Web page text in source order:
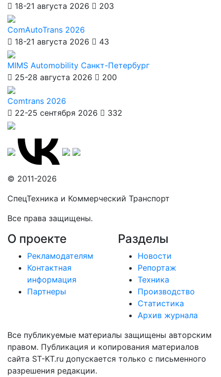
18-21 августа 2026
203
ComAutoTrans 2026
18-21 августа 2026
43
MIMS Automobility Санкт-Петербург
25-28 августа 2026
200
Comtrans 2026
22-25 сентября 2026
332
© 2011-2026
СпецТехника и Коммерческий Транспорт
Все права защищены.
О проекте
Рекламодателям
Контактная
информация
Партнеры
Разделы
Новости
Репортаж
Техника
Производство
Статистика
Архив журнала
Все публикуемые материалы защищены авторским
правом. Публикация и копирования материалов
сайта ST-KT.ru допускается только с письменного
разрешения редакции.